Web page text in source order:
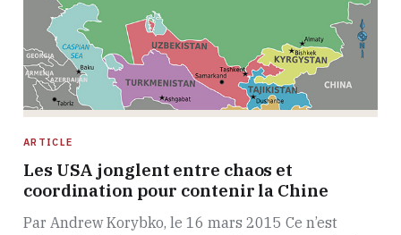
ARTICLE
Les USA jonglent entre chaos et
coordination pour contenir la Chine
Par Andrew Korybko, le 16 mars 2015 Ce n’est